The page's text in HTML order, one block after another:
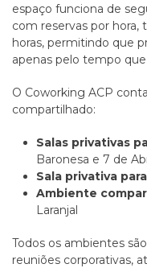
espaço funciona de
com reservas por hora,
horas, permitindo que
apenas pelo tempo
O Coworking ACP
compartilhado:
Salas privativas
Baronesa e 7 de
Sala privativa
Ambiente
Laranjal
Todos os ambientes
reuniões corporativas,